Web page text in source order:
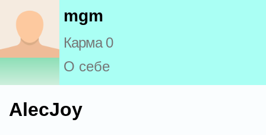
mgm
Карма 0
О себе
AlecJoy